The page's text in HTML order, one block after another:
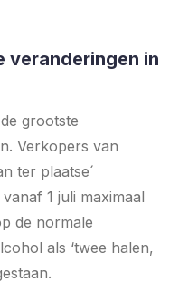
veranderingen in
grootste
Verkopers van
ter plaatse´
1 juli maximaal
de normale
als ‘twee halen,